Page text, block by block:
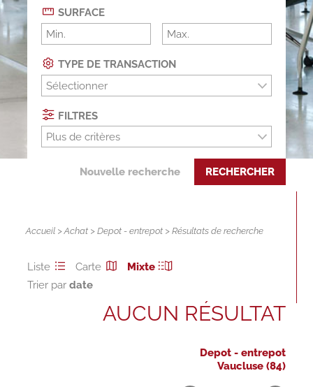
SURFACE
TYPE DE TRANSACTION
Sélectionner
FILTRES
Plus de critères
Nouvelle recherche RECHERCHER
Accueil >Achat >Depot - entrepot > Résultats de recherche
Liste Carte
Mixte
Trier par
AUCUN RÉSULTAT
Depot - entrepot
Vaucluse (84)